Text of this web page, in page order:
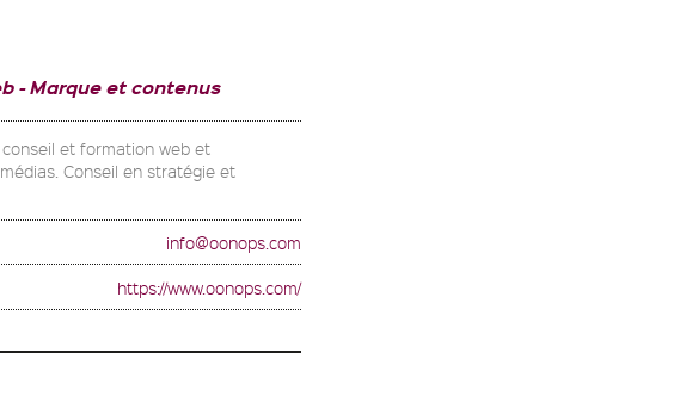
Marque et contenus
et formation web et
Conseil en stratégie et
info@oonops.com
https://www.oonops.com/